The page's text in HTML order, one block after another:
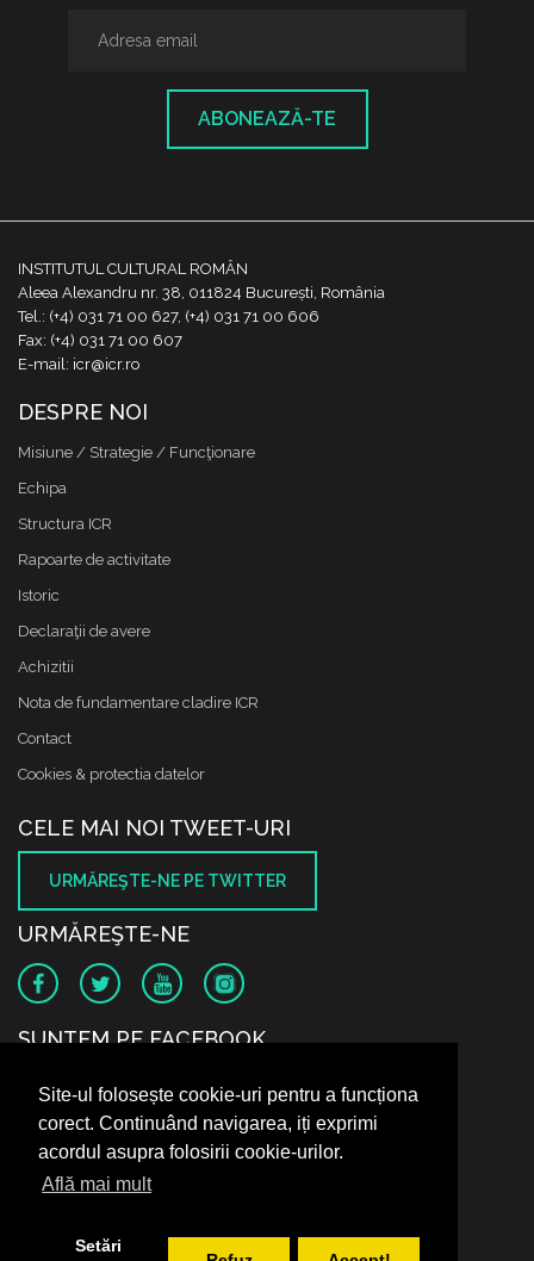
Site-ul folosește cookie-uri pentru a funcționa
corect. Continuând navigarea, iți exprimi
acordul asupra folosirii cookie-urilor.
Află mai mult
Setări
ABONEAZĂ-TE
INSTITUTUL CULTURAL ROMÂN
Aleea Alexandru nr. 38, 011824 București, România
Tel.: (+4) 031 71 00 627, (+4) 031 71 00 606
Fax: (+4) 031 71 00 607
E-mail: icr@icr.ro
DESPRE NOI
Misiune / Strategie / Funcţionare
Echipa
Structura ICR
Rapoarte de activitate
Istoric
Declaraţii de avere
Achizitii
Nota de fundamentare cladire ICR
Contact
Cookies & protectia datelor
CELE MAI NOI TWEET-URI
URMĂREŞTE-NE PE TWITTER
URMĂREŞTE-NE
SUNTEM PE FACEBOOK